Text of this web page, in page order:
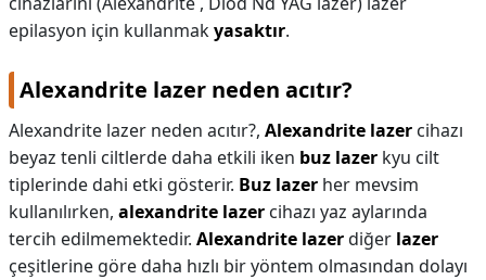
epilasyon için kullanmakyasaktır.
Alexandrite lazer neden acıtır?
Alexandrite lazer neden acıtır?, Alexandrite lazer cihazı
beyaz tenli ciltlerde daha etkili iken buz lazer kyu cilt
tiplerinde dahi etki gösterir. Buz lazer her mevsim
kullanılırken, alexandrite lazer cihazı yaz aylarında
tercih edilmemektedir. Alexandrite lazerdiğer lazer
çeşitlerine göre daha hızlı bir yöntem olmasından dolayı